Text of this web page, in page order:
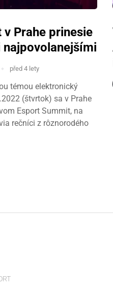
Prahe prinesie
před 4 lety
témou elektronický
(štvrtok) sa v Prahe
Esport Summit, na
rečníci z rôznorodého